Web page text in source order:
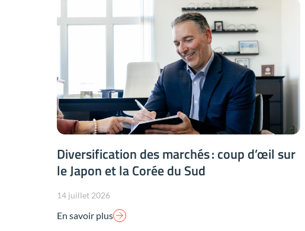
Diversification des marchés : coup d’œil sur
le Japon et la Corée du Sud
14 juillet 2026
En savoir plus